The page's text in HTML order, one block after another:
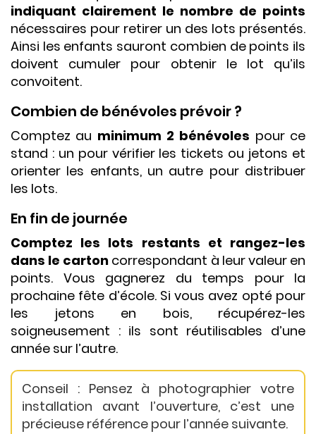
indiquant clairement le nombre de points
nécessaires pour retirer un des lots présentés.
Ainsi les enfants sauront combien de points ils
doivent cumuler pour obtenir le lot qu’ils
convoitent.
Combien de bénévoles prévoir ?
Comptez au minimum 2 bénévoles pour ce
stand : un pour vérifier les tickets ou jetons et
orienter les enfants, un autre pour distribuer
les lots.
En fin de journée
Comptez les lots restants et rangez-les
dans le carton correspondant à leur valeur en
points. Vous gagnerez du temps pour la
prochaine fête d’école. Si vous avez opté pour
les jetons en bois, récupérez-les
soigneusement : ils sont réutilisables d’une
année sur l’autre.
Conseil : Pensez à photographier votre
installation avant l’ouverture, c’est une
précieuse référence pour l’année suivante.